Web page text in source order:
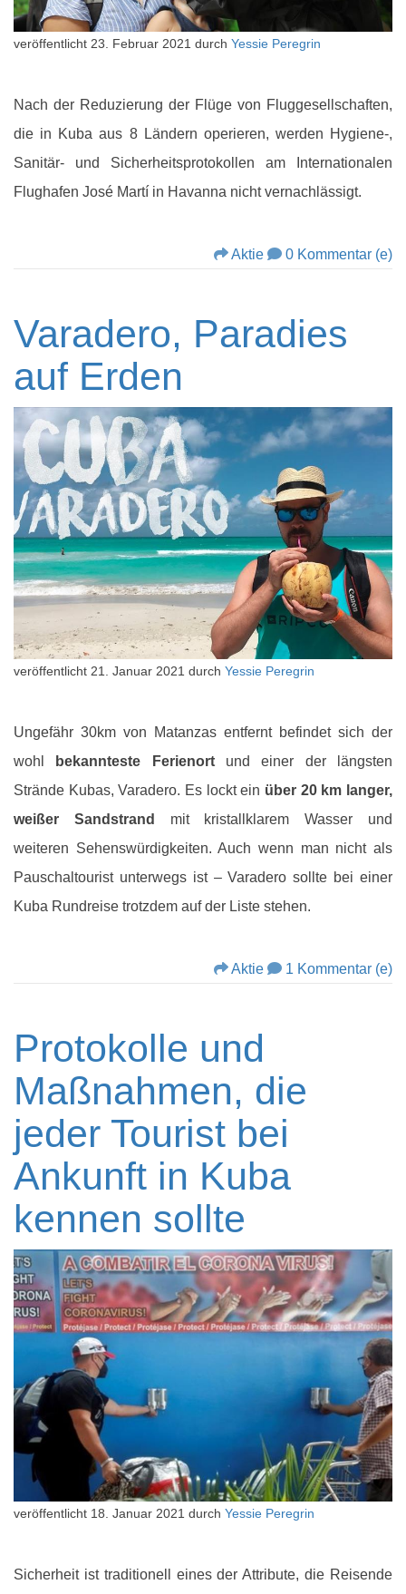
veröffentlicht 23. Februar 2021 durch Yessie Peregrin
Nach der Reduzierung der Flüge von Fluggesellschaften,
die in Kuba aus 8 Ländern operieren, werden Hygiene-,
Sanitär- und Sicherheitsprotokollen am Internationalen
Flughafen José Martí in Havanna nicht vernachlässigt.
Aktie 0 Kommentar (e)
Varadero, Paradies
auf Erden
veröffentlicht 21. Januar 2021 durch Yessie Peregrin
Ungefähr 30km von Matanzas entfernt befindet sich der
wohl
bekannteste Ferienortund einer der längsten
Strände Kubas, Varadero. Es lockt ein über 20 km langer,
weißer Sandstrand
mit kristallklarem Wasser und
weiteren Sehenswürdigkeiten. Auch wenn man nicht als
Pauschaltourist unterwegs ist – Varadero sollte bei einer
Kuba Rundreise trotzdem auf der Liste stehen.
Aktie 1 Kommentar (e)
Protokolle und
Maßnahmen, die
jeder Tourist bei
Ankunft in Kuba
kennen sollte
veröffentlicht 18. Januar 2021 durch Yessie Peregrin
Sicherheit ist traditionell eines der Attribute, die Reisende